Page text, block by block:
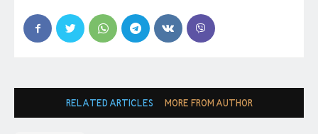
RELATED ARTICLES MORE FROM AUTHOR